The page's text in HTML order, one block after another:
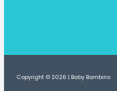
Copyright © 2026 | Baby Bambino